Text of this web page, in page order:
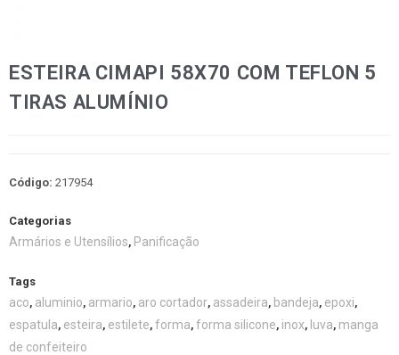
ESTEIRA CIMAPI 58X70 COM TEFLON 5
TIRAS ALUMÍNIO
Código: 217954
Categorias
Armários e Utensílios, Panificação
Tags
aco, aluminio, armario, aro cortador, assadeira, bandeja, epoxi,
espatula, esteira, estilete, forma, forma silicone, inox, luva, manga
de confeiteiro